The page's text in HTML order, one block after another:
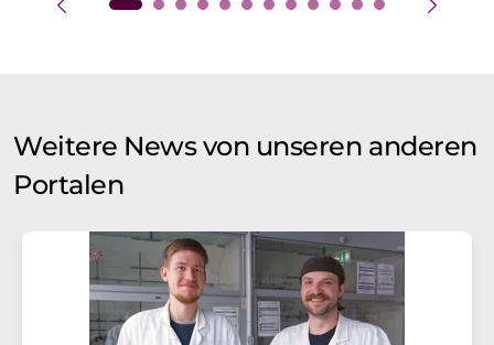
Weitere News von unseren anderen
Portalen